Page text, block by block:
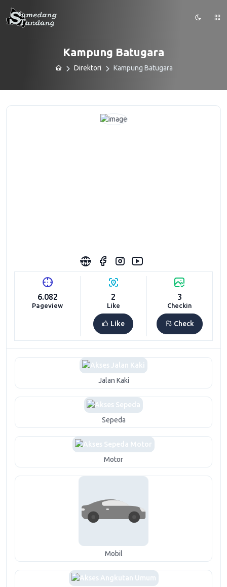
Kampung Batugara
Direktori Kampung Batugara
6.082
Pageview
2
Like
Like
3
Checkin
Check
Jalan Kaki
Sepeda
Motor
Mobil